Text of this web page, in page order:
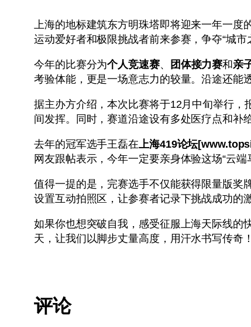
上海的地标建筑东方明珠塔即将迎来一年一度
运动爱好者和极限挑战者前来参赛，争夺“城市
今年的比赛分为个人竞速赛、 团体接力赛和亲
考验体能，更是一场意志力的较量。沿途还能
据主办方介绍，本次比赛将于12月中旬举行
间发挥。同时，赛道沿途设有多处医疗点和补
去年的冠军选手王磊在 上海419论坛
网友跟帖表示，今年一定要亲身体验这场“云端
值得一提的是，完赛选手不仅能获得限量版奖
设置互动拍照区，让参赛者记录下挑战成功的
如果你也想突破自我，感受征服上海天际线的
天，让我们以脚步丈量高度，用汗水书写传奇！
评论